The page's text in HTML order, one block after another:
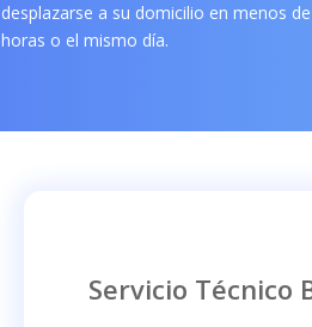
desplazarse a su domicilio en menos
horas o el mismo día.
Servicio Técnico